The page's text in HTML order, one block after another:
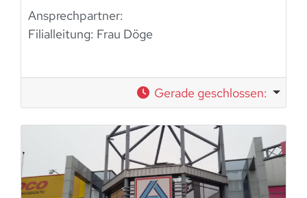
Ansprechpartner:
Filialleitung: Frau Döge
Gerade geschlossen: